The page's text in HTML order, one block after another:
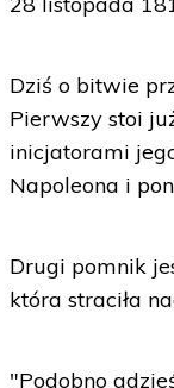
Dziś o bitwie
Pierwszy stoi
inicjatorami
Napoleona i
Drugi pomnik
która straciła
"Podobno